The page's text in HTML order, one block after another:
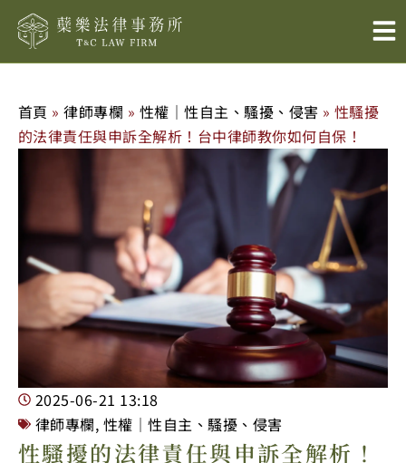
首頁 »律師專欄 » 性權｜性自主、騷擾、侵害 »性騷擾
的法律責任與申訴全解析！台中律師教你如何自保！
2025-06-21 13:18
律師專欄, 性權｜性自主、騷擾、侵害
性騷擾的法律責任與申訴全解析！